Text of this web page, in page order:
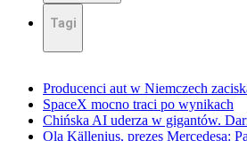
Tagi
Producenci aut w Niemczech
SpaceX mocno traci po wynikach
Chińska AI uderza w gigantów.
Ola Källenius, prezes Mercedesa: